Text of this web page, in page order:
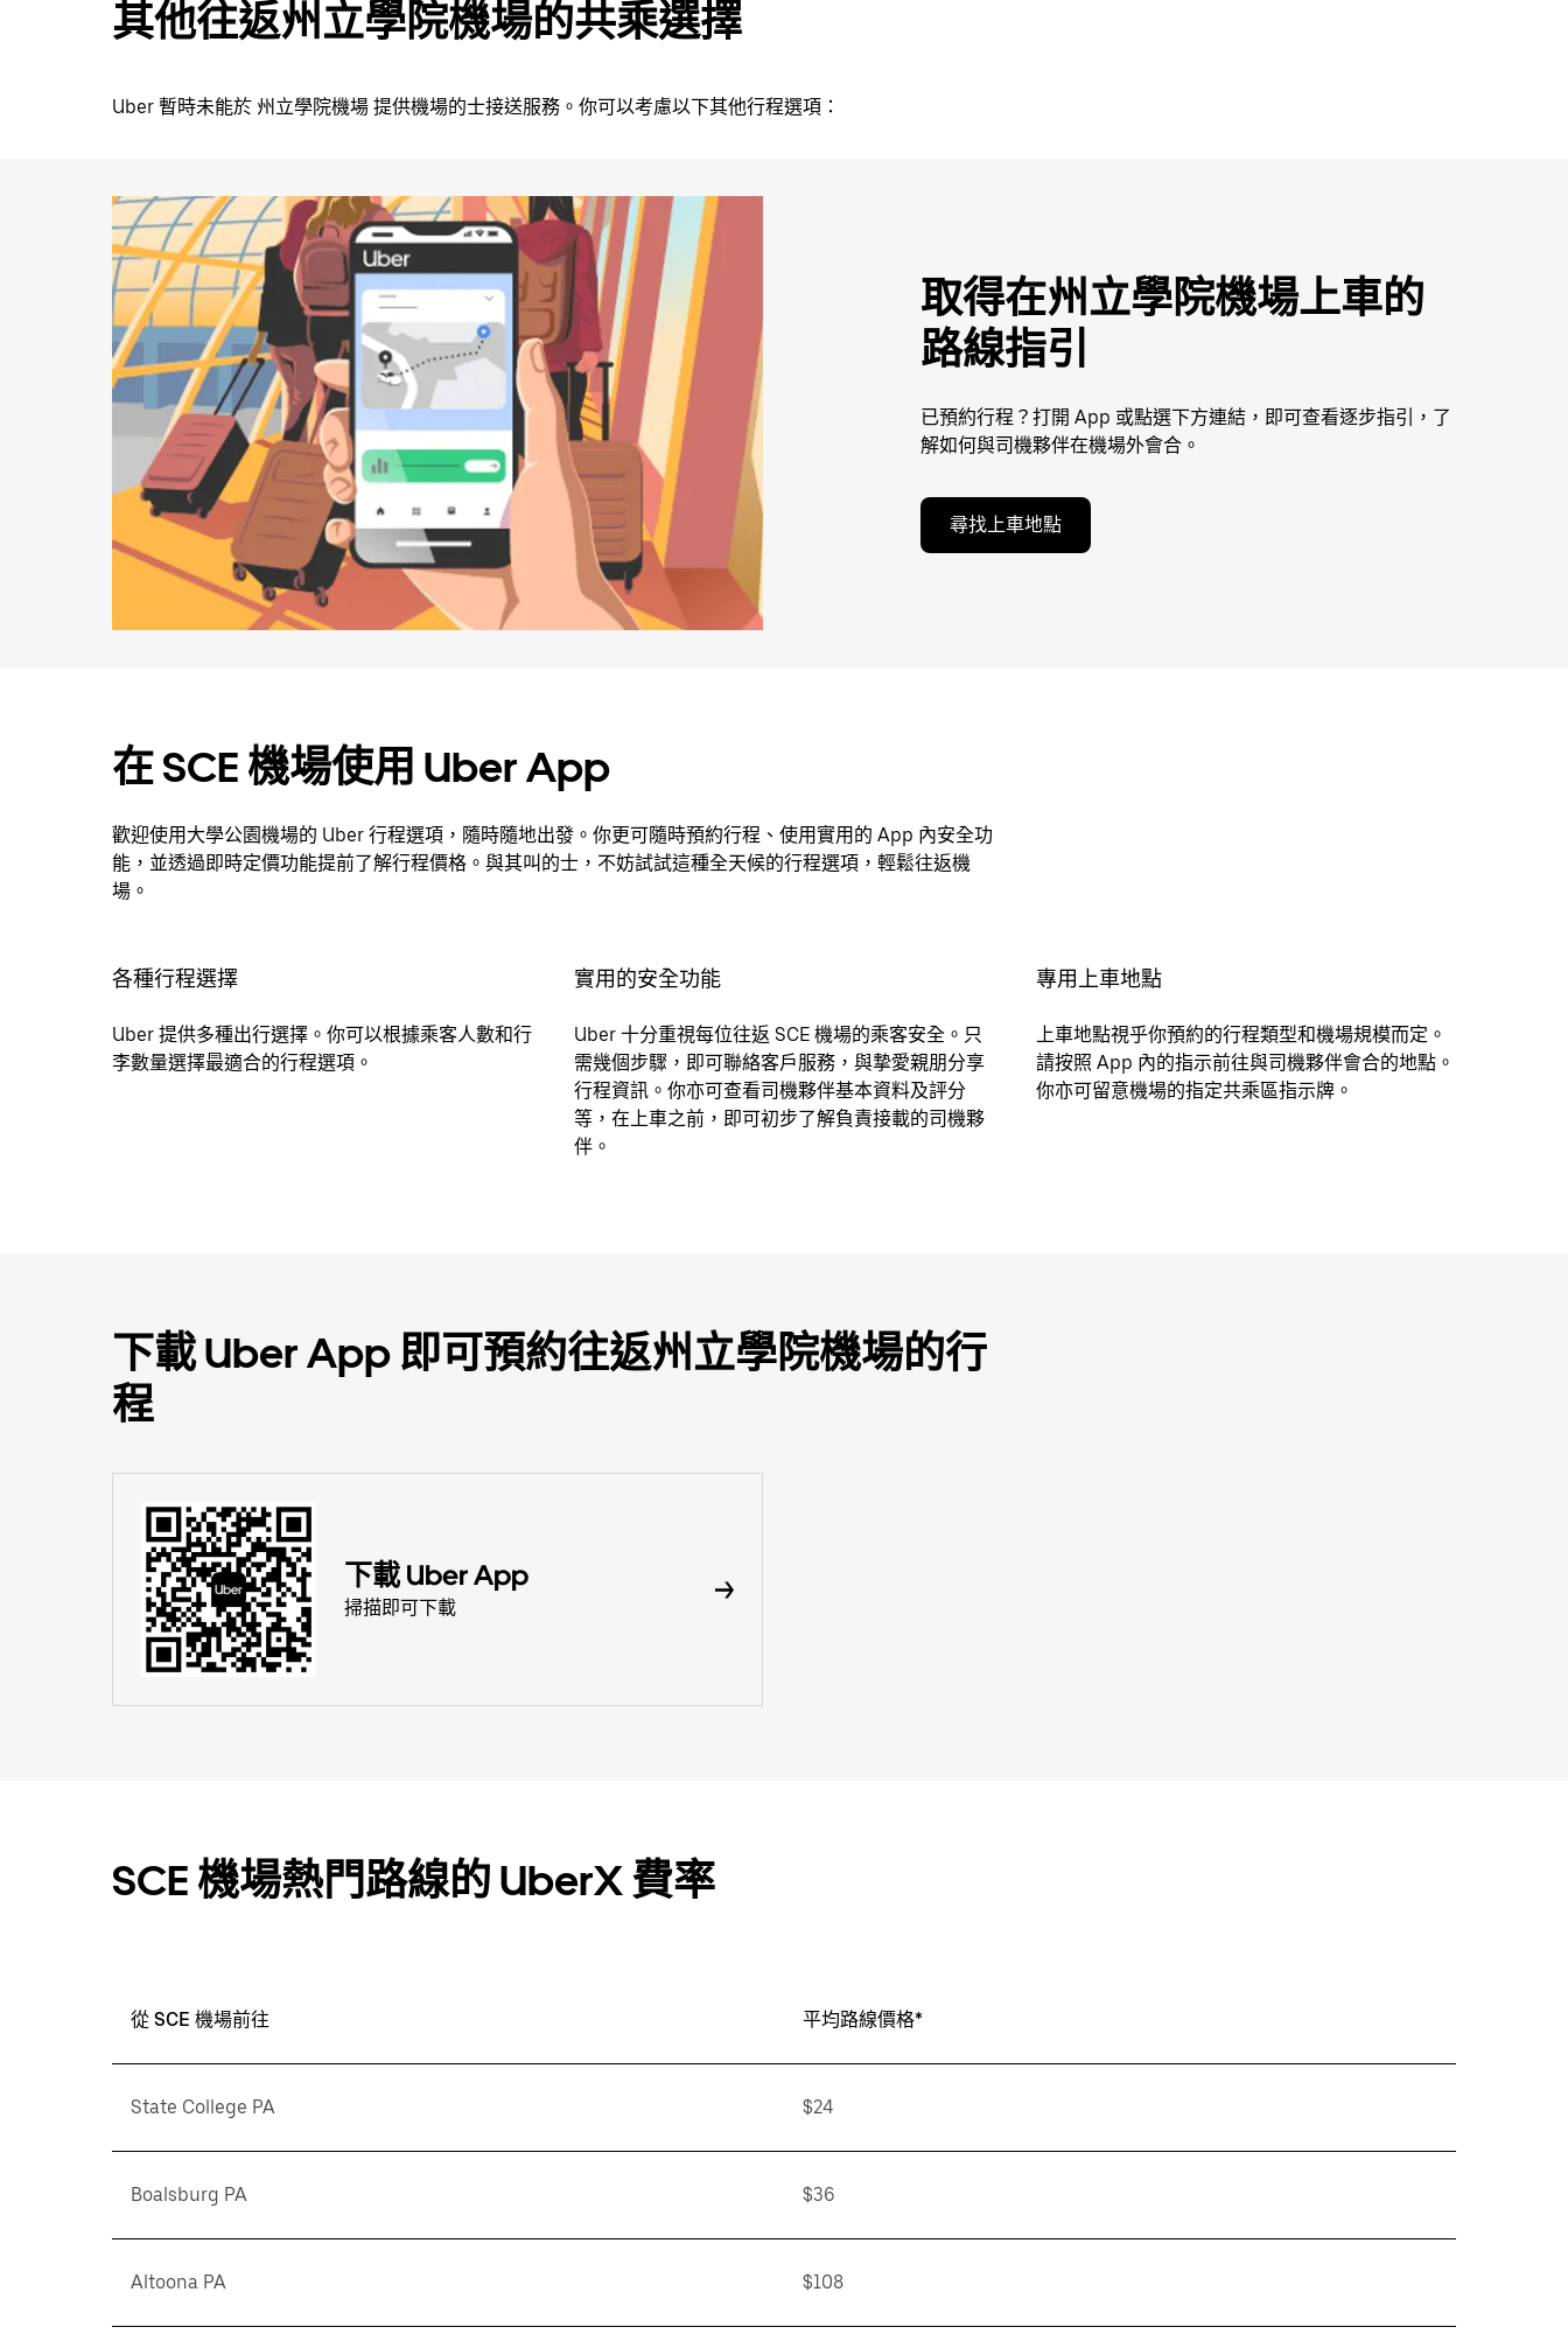
其他往返州立學院機場的共乘選擇
Uber 暫時未能於 州立學院機場 提供機場的士接送服務。你可以考慮以下其他行程選項：
取得在州立學院機場上車的
路線指引
已預約行程？打開 App 或點選下方連結，即可查看逐步指引，了
解如何與司機夥伴在機場外會合。
尋找上車地點
在 SCE 機場使用 Uber App
歡迎使用大學公園機場的 Uber 行程選項，隨時隨地出發。你更可隨時預約行程、使用實用的 App 內安全功
能，並透過即時定價功能提前了解行程價格。與其叫的士，不妨試試這種全天候的行程選項，輕鬆往返機
場。
各種行程選擇
Uber 提供多種出行選擇。你可以根據乘客人數和行
李數量選擇最適合的行程選項。
實用的安全功能
Uber 十分重視每位往返 SCE 機場的乘客安全。只
需幾個步驟，即可聯絡客戶服務，與摯愛親朋分享
行程資訊。你亦可查看司機夥伴基本資料及評分
等，在上車之前，即可初步了解負責接載的司機夥
伴。
專用上車地點
上車地點視乎你預約的行程類型和機場規模而定。
請按照 App 內的指示前往與司機夥伴會合的地點。
你亦可留意機場的指定共乘區指示牌。
下載 Uber App 即可預約往返州立學院機場的行
程
下載 Uber App
掃描即可下載
SCE 機場熱門路線的 UberX 費率
從 SCE 機場前往 平均路線價格*
State College PA $24
Boalsburg PA $36
Altoona PA $108